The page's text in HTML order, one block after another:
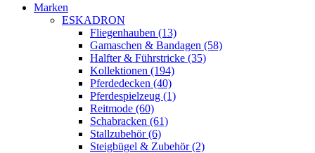
Marken
ESKADRON
Fliegenhauben (13)
Gamaschen & Bandagen (58)
Halfter & Führstricke (35)
Kollektionen (194)
Pferdedecken (40)
Pferdespielzeug (1)
Reitmode (60)
Schabracken (61)
Stallzubehör (6)
Steigbügel & Zubehör (2)